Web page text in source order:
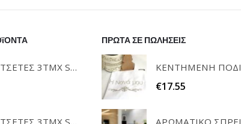
ΣΕΤ ΠΕΤΣΕΤΕΣ 3ΤΜΧ SOFRANO CIELO GUY LAROCHE
ΠΡΩΤΑ ΣΕ ΠΩΛΗΣΕΙΣ
€17.55